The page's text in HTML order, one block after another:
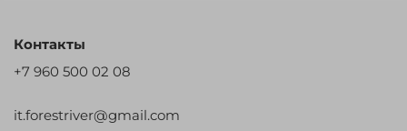
Контакты
+7 960 500 02 08
it.forestriver@gmail.com